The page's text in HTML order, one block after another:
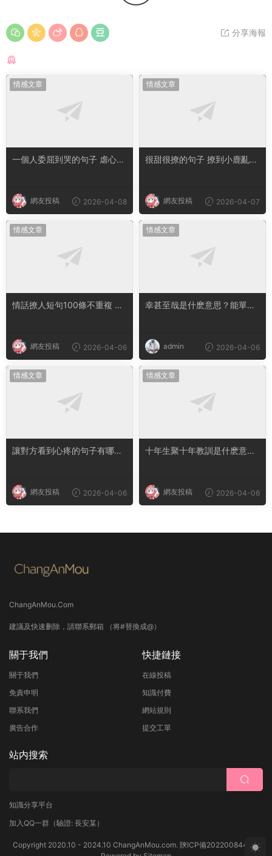
分享海報
情感文章
一個人委屈到哭的句子 虐心到
網友投稿 2026-04-08
情感文章
很甜很撩的句子 撩到小鹿亂撞
網友投稿 2026-04-07
情感文章
情話撩人短句100條不重複 土
網友投稿 2026-04-06
情感文章
幸甚至哉是什麽意思？能單獨
admin 2026-04-06
情感文章
讓對方看到心疼的句子有哪
網友投稿 2026-04-06
情感文章
十年生聚十年教訓是什麽意思
網友投稿 2026-04-06
ChangAnMou.Com
建議及快速删除，請聯系郵箱 （将#替換成@）
關于我們
關于我們
免責申明
聯系我們
廣告合作
快捷鏈接
在線投稿
知識付費
網站規則
提交工單
站内搜索
知識分享平台
加入QQ一群 （驗證: 長安某）
Copyright 2020.10 - 2024.10 ChangAnMou.com. 陝ICP備2022008444号